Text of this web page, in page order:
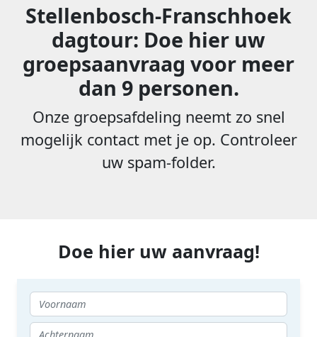
Stellenbosch-Franschhoek
dagtour: Doe hier uw
groepsaanvraag voor meer
dan 9 personen.
Onze groepsafdeling neemt zo snel
mogelijk contact met je op. Controleer
uw spam-folder.
Doe hier uw aanvraag!